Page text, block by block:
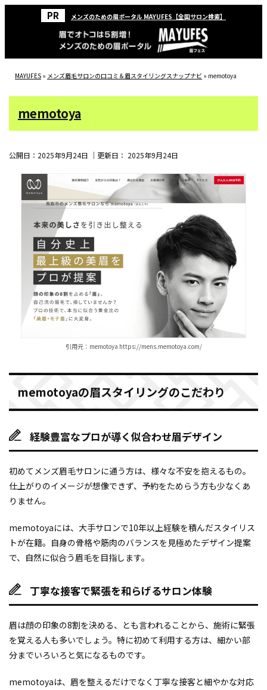
メンズのための眉ポータル MAYUFES【全国サロン検索】
MAYUFES » メンズ眉毛サロンの口コミ＆眉スタイリングスナップナビ » memotoya
memotoya
公開日： 2025年9月24日 ｜更新日： 2025年9月24日
引用元：memotoya https://mens.memotoya.com/
memotoyaの眉スタイリングのこだわり
経験豊富なプロが導く似合わせ眉デザイン
初めてメンズ眉毛サロンに通う方は、様々な不安を抱えるもの。
仕上がりのイメージが想像できず、予約をためらう方も少なくあ
りません。
memotoyaには、大手サロンで10年以上経験を積んだスタイリス
トが在籍。自身の骨格や筋肉のバランスを見極めたデザイン提案
で、自然に似合う眉毛を目指します。
丁寧な接客で緊張を和らげるサロン体験
眉は顔の印象の8割を決める、とも言われることから、施術に緊張
を覚える人も多いでしょう。特に初めて利用する方は、細かい部
分までいろいろと気になるものです。
memotoyaは、眉を整えるだけでなく丁寧な接客と細やかな対応